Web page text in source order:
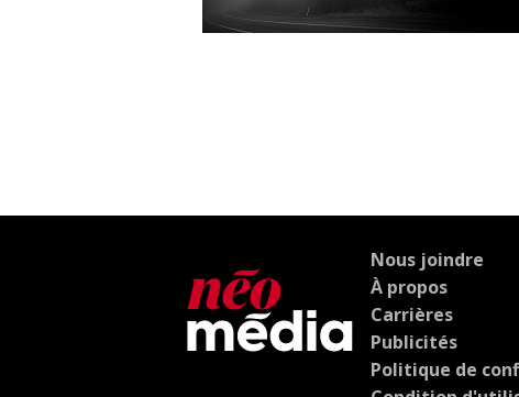
Nous joindre
À propos
Carrières
Publicités
Politique de